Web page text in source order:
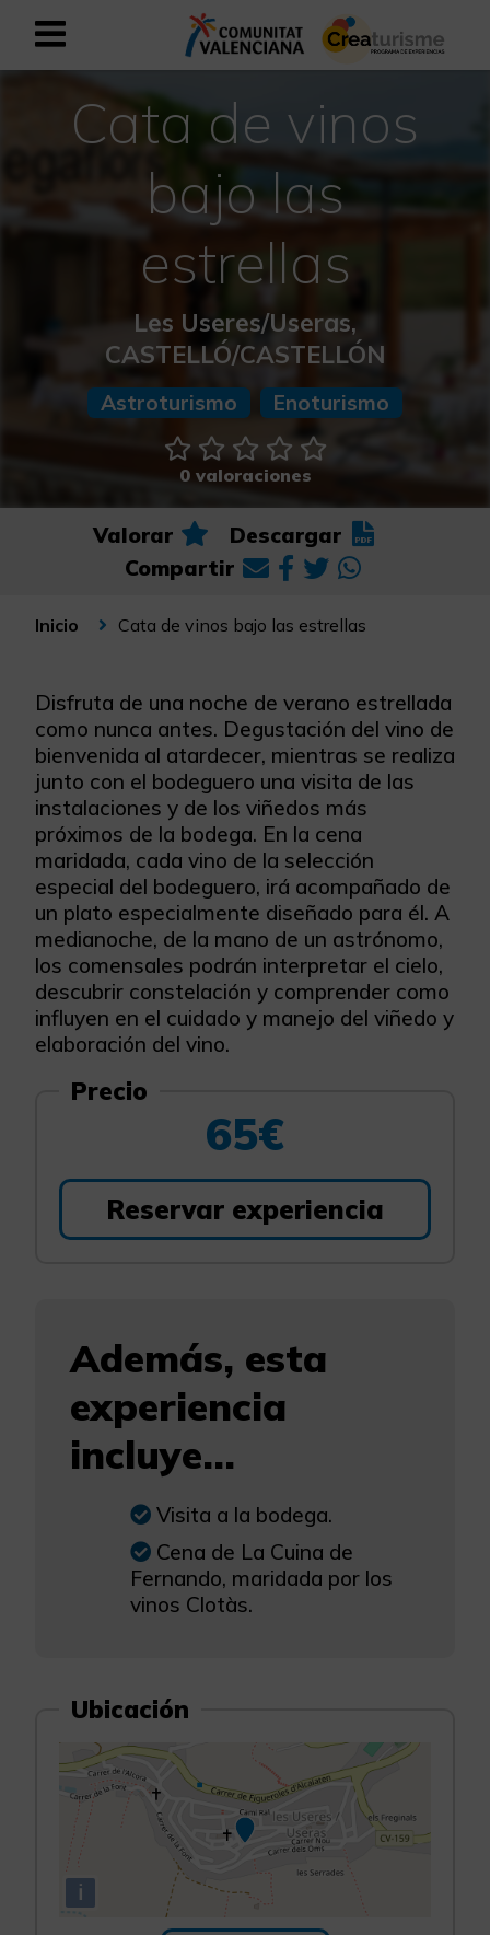
Registrarse como usuario
Registro empresarial
Mediterráneo Activo-Deportivo
Mediterráneo Cultural
Mediterráneo Natural-Rural
Experiencias en otoño
Experiencias Semana Santa
Cata de vinos
bajo las
estrellas
Les Useres/Useras,
CASTELLÓ/CASTELLÓN
Astroturismo Enoturismo
0 valoraciones
Valorar
Descargar
Compartir
Inicio Cata de vinos bajo las estrellas
Disfruta de una noche de verano estrellada
como nunca antes. Degustación del vino de
bienvenida al atardecer, mientras se realiza
junto con el bodeguero una visita de las
instalaciones y de los viñedos más
próximos de la bodega. En la cena
maridada, cada vino de la selección
especial del bodeguero, irá acompañado de
un plato especialmente diseñado para él. A
medianoche, de la mano de un astrónomo,
los comensales podrán interpretar el cielo,
descubrir constelación y comprender como
influyen en el cuidado y manejo del viñedo y
elaboración del vino.
Precio
65€
Reservar experiencia
Además, esta
experiencia
incluye...
Visita a la bodega.
Cena de La Cuina de
Fernando, maridada por los
vinos Clotàs.
Ubicación
i